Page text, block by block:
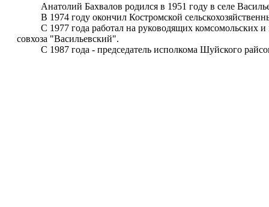
Анатолий Бахвалов родился в 1951 году в селе
В 1974 году окончил Костромской
С 1977 года работал на руководящих комсомольских
совхоза "Васильевский".
С 1987 года - председатель исполкома Шуйского